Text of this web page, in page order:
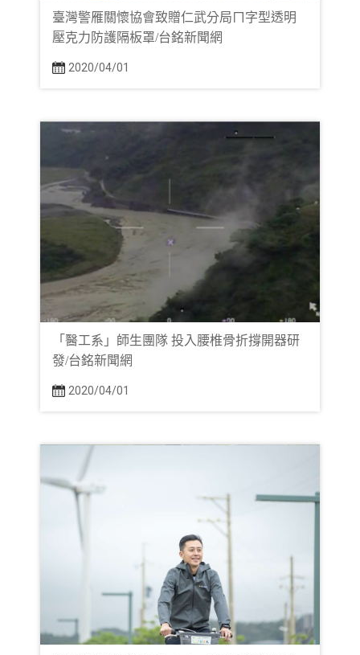
臺灣警雁關懷協會致贈仁武分局ㄇ字型透明
壓克力防護隔板罩/台銘新聞網
2020/04/01
「醫工系」師生團隊 投入腰椎骨折撐開器研
發/台銘新聞網
2020/04/01